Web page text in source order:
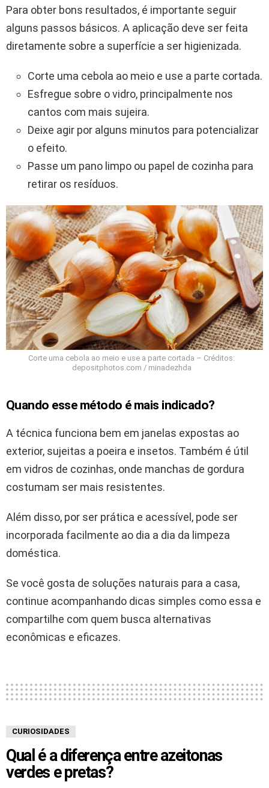
Para obter bons resultados, é importante seguir
alguns passos básicos. A aplicação deve ser feita
diretamente sobre a superfície a ser higienizada.
Corte uma cebola ao meio e use a parte cortada.
Esfregue sobre o vidro, principalmente nos
cantos com mais sujeira.
Deixe agir por alguns minutos para potencializar
o efeito.
Passe um pano limpo ou papel de cozinha para
retirar os resíduos.
Corte uma cebola ao meio e use a parte cortada – Créditos:
depositphotos.com / minadezhda
Quando esse método é mais indicado?
A técnica funciona bem em janelas expostas ao
exterior, sujeitas a poeira e insetos. Também é útil
em vidros de cozinhas, onde manchas de gordura
costumam ser mais resistentes.
Além disso, por ser prática e acessível, pode ser
incorporada facilmente ao dia a dia da limpeza
doméstica.
Se você gosta de soluções naturais para a casa,
continue acompanhando dicas simples como essa e
compartilhe com quem busca alternativas
econômicas e eficazes.
CURIOSIDADES
Qual é a diferença entre azeitonas
verdes e pretas?